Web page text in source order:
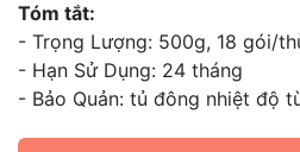
Tóm tắt:
- Trọng Lượng: 500g, 18 gói/
- Hạn Sử Dụng: 24 tháng
- Bảo Quản: tủ đông nhiệt